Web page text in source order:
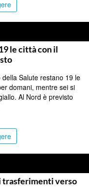
le città con il
della Salute restano 19 le
domani, mentre sei si
Al Nord è previsto
trasferimenti verso